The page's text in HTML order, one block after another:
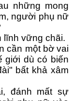
những mong
người phụ nữ
lĩnh vững chãi.
cần một bờ vai
giới dù có biến
bất khả xâm
đánh mất sự